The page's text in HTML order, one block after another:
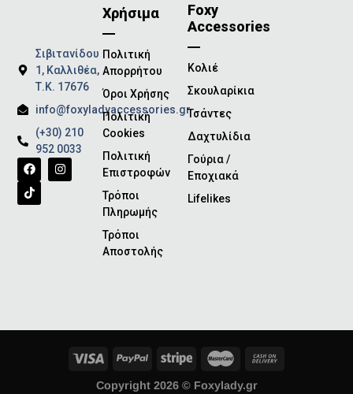
Σιβιτανίδου
1, Καλλιθέα,
Τ.Κ. 17676
info@foxyladyaccessories.gr
(+30) 210
952 0033
Foxy
Accessories
Κολιέ
Σκουλαρίκια
Τσάντες
Δαχτυλίδια
Γούρια /
Εποχιακά
Lifelikes
Χρήσιμα
Πολιτική
Απορρήτου
Όροι Χρήσης
Πολιτική
Cookies
Πολιτική
Επιστροφών
Τρόποι
Πληρωμής
Τρόποι
Αποστολής
Copyright 2026 © Foxylady.gr